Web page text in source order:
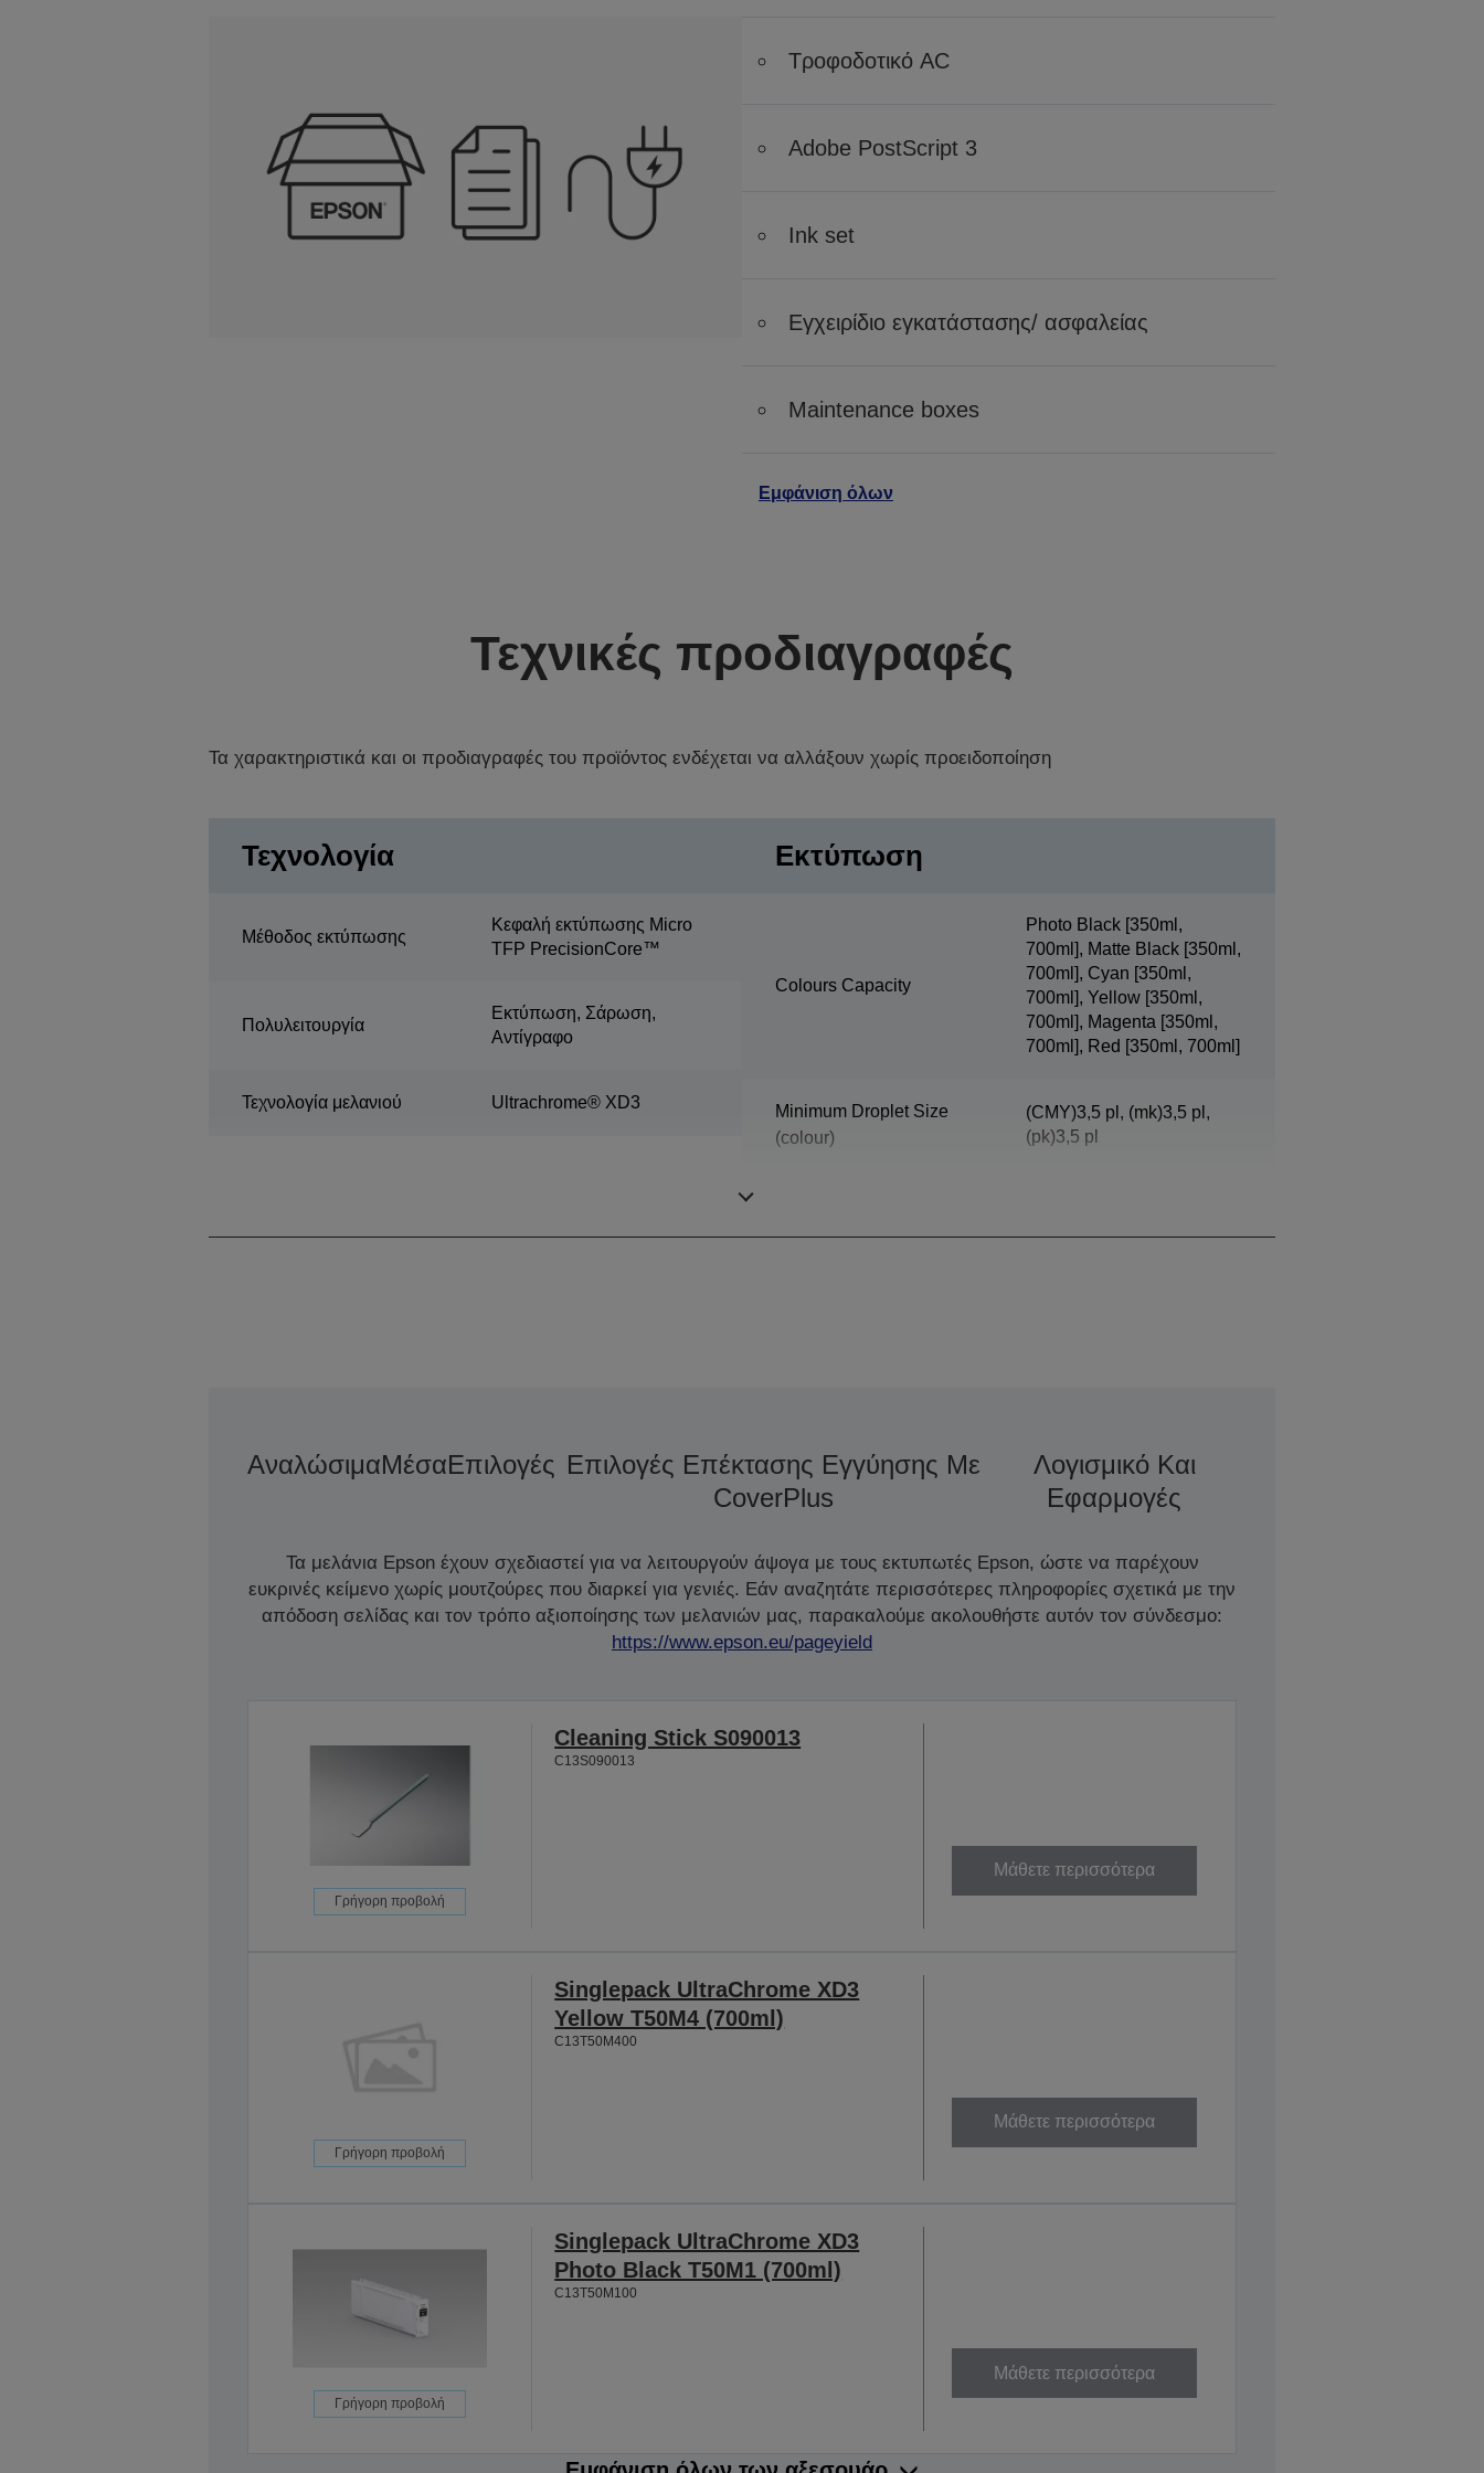
Τροφοδοτικό AC
Adobe PostScript 3
Ink set
Εγχειρίδιο εγκατάστασης/ ασφαλείας
Maintenance boxes
Εμφάνιση όλων
Τεχνικές προδιαγραφές
Τα χαρακτηριστικά και οι προδιαγραφές του προϊόντος ενδέχεται να αλλάξουν χωρίς προειδοποίηση
Τεχνολογία
Μέθοδος εκτύπωσης
Κεφαλή εκτύπωσης Micro
TFP PrecisionCore™
Πολυλειτουργία
Εκτύπωση, Σάρωση,
Αντίγραφο
Τεχνολογία μελανιού Ultrachrome® XD3
Εκτύπωση
Colours Capacity
Photo Black [350ml,
700ml], Matte Black [350ml,
700ml], Cyan [350ml,
700ml], Yellow [350ml,
700ml], Magenta [350ml,
700ml], Red [350ml, 700ml]
Minimum Droplet Size
(colour)
(CMY)3,5 pl, (mk)3,5 pl,
(pk)3,5 pl
ΑναλώσιμαΜέσαΕπιλογές Επιλογές Επέκτασης Εγγύησης Με
CoverPlus
Λογισμικό Και
Εφαρμογές
Τα μελάνια Epson έχουν σχεδιαστεί για να λειτουργούν άψογα με τους εκτυπωτές Epson, ώστε να παρέχουν
ευκρινές κείμενο χωρίς μουτζούρες που διαρκεί για γενιές. Εάν αναζητάτε περισσότερες πληροφορίες σχετικά με την
απόδοση σελίδας και τον τρόπο αξιοποίησης των μελανιών μας, παρακαλούμε ακολουθήστε αυτόν τον σύνδεσμο:
https://www.epson.eu/pageyield
Γρήγορη προβολή
Cleaning Stick S090013
C13S090013
Μάθετε περισσότερα
Γρήγορη προβολή
Singlepack UltraChrome XD3
Yellow T50M4 (700ml)
C13T50M400
Μάθετε περισσότερα
Γρήγορη προβολή
Singlepack UltraChrome XD3
Photo Black T50M1 (700ml)
C13T50M100
Μάθετε περισσότερα